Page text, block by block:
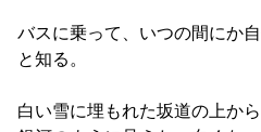
バスに乗って、いつの間にか
と知る。
白い雪に埋もれた坂道の上か